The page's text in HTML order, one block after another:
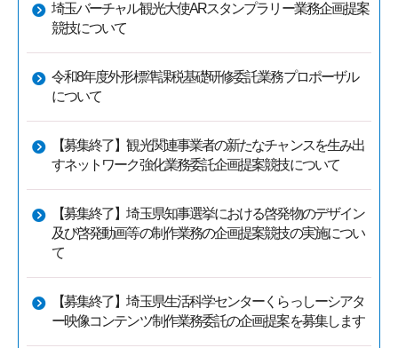
埼玉バーチャル観光大使ARスタンプラリー業務企画提案
競技について
令和8年度外形標準課税基礎研修委託業務プロポーザル
について
【募集終了】観光関連事業者の新たなチャンスを生み出
すネットワーク強化業務委託企画提案競技について
【募集終了】埼玉県知事選挙における啓発物のデザイン
及び啓発動画等の制作業務の企画提案競技の実施につい
て
【募集終了】埼玉県生活科学センターくらっしーシアタ
ー映像コンテンツ制作業務委託の企画提案を募集します